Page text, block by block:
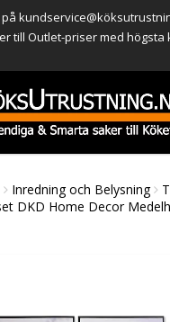
på
till Outlet-priser med högsta
Inredning och Belysning
DKD Home Decor